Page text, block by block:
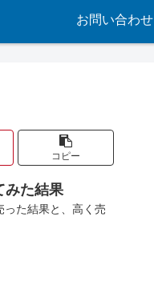
お問い合わせ
コピー
みた結果
た結果と、高く売